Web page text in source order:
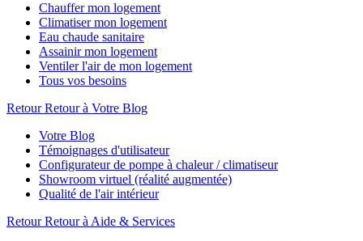
Chauffer mon logement
Climatiser mon logement
Eau chaude sanitaire
Assainir mon logement
Ventiler l'air de mon logement
Tous vos besoins
Retour Retour à Votre Blog
Votre Blog
Témoignages d'utilisateur
Configurateur de pompe à chaleur / climatiseur
Showroom virtuel (réalité augmentée)
Qualité de l'air intérieur
Retour Retour à Aide & Services